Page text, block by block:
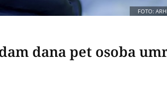
FOTO:
dana pet osoba